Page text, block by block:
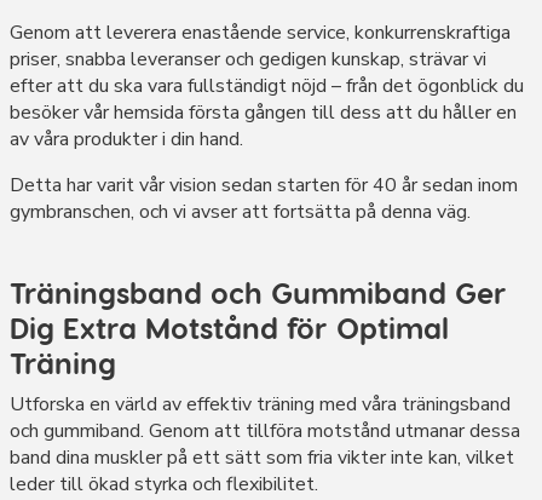
Genom att leverera enastående service, konkurrenskraftiga
priser, snabba leveranser och gedigen kunskap, strävar vi
efter att du ska vara fullständigt nöjd – från det ögonblick du
besöker vår hemsida första gången till dess att du håller en
av våra produkter i din hand.
Detta har varit vår vision sedan starten för 40 år sedan inom
gymbranschen, och vi avser att fortsätta på denna väg.
Träningsband och Gummiband Ger
Dig Extra Motstånd för Optimal
Träning
Utforska en värld av effektiv träning med våra träningsband
och gummiband. Genom att tillföra motstånd utmanar dessa
band dina muskler på ett sätt som fria vikter inte kan, vilket
leder till ökad styrka och flexibilitet.